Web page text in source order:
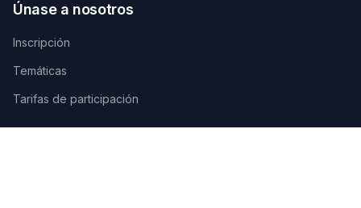
Únase a nosotros
Inscripción
Temáticas
Tarifas de participación